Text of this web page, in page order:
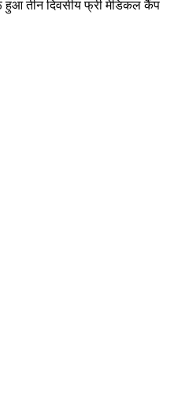
हुआ तीन दिवसीय फ्री मेडिकल कैंप